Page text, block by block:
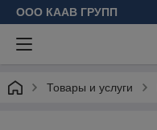
ООО КААВ ГРУПП
Товары и услуги